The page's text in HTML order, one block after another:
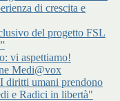
di crescita e
del progetto FSL
vi aspettiamo!
Medi@vox
diritti umani prendono
e Radici in libertà"